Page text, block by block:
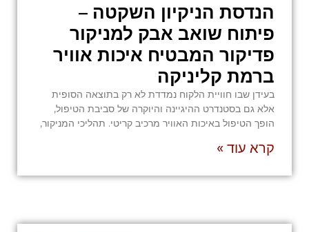
הנדסת הניקיון השקטה –
פיתוח שואב אבק למניקור
פדיקור המבטיח איכות אוויר
ברמת קליניקה
בעידן שבו חוויית הלקוח נמדדת לא רק בתוצאה הסופית
אלא גם בסטנדרט ההיגיינה והיוקרה של סביבת הטיפול,
הופך הטיפול באיכות האוויר מרכיב קריטי. תהליכי המניקור,
קרא עוד »